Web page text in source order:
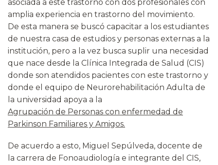
asociada a este trastorno con dos profesionales con
amplia experiencia en trastorno del movimiento.
De esta manera se buscó capacitar a los estudiantes
de nuestra casa de estudios y personas externas a la
institución, pero a la vez busca suplir una necesidad
que nace desde la Clínica Integrada de Salud (CIS)
donde son atendidos pacientes con este trastorno y
donde el equipo de Neurorehabilitación Adulta de
la universidad apoya a la
Agrupación de Personas con enfermedad de
Parkinson Familiares y Amigos.
De acuerdo a esto, Miguel Sepúlveda, docente de
la carrera de Fonoaudiología e integrante del CIS,